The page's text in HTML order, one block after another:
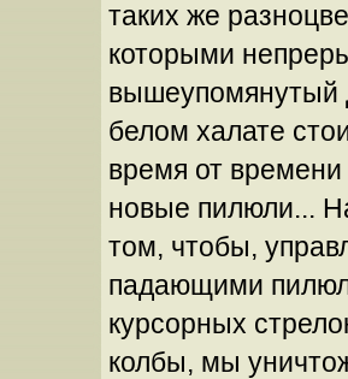
таких же
которыми
вышеупомянутый
белом халате
время от времени
новые пилюли...
том, чтобы,
падающими
курсорных
колбы, мы